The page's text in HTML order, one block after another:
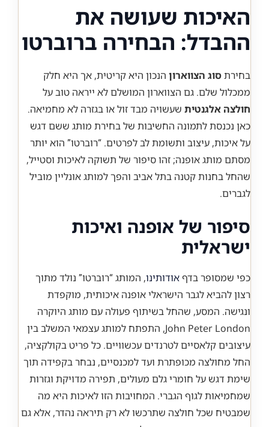
האיכות שעושה את
ההבדל: הבחירה ברוברטו
בחירתסוג הצווארון הנכון היא קריטית, אך היא חלק
ממכלול שלם. גם הצווארון המושלם לא ייראה טוב על
חולצה אלגנטית שעשויה מבד זול או בגזרה לא מחמיאה.
כאן נכנסת לתמונה החשיבות של בחירת מותג ששם דגש
על איכות, עיצוב ותשומת לב לפרטים. “רוברטו” הוא יותר
מסתם מותג אופנה; זהו סיפור של תשוקה לאיכות וסטייל,
שהחל בחנות קטנה בתל אביב והפך למותג אונליין מוביל
לגברים.
סיפור של אופנה ואיכות
ישראלית
כפי שמסופר בדףאודותינו, המותג “רוברטו” נולד מתוך
רצון להביא לגבר הישראלי אופנה איכותית, מוקפדת
ונגישה. המסע, שהחל בשיתוף פעולה עם מותג היוקרה
John Peter London, התפתח למותג עצמאי המשלב בין
עיצובים קלאסיים לטרנדים עכשוויים. כל פריט בקולקציה,
החל מחולצה מכופתרת ועד למכנסיים, נבחר בקפידה תוך
שימת דגש על חומרי גלם מעולים, תפירה מדויקת וגזרות
שמחמיאות לגוף הגברי. המחויבות הזו לאיכות היא מה
שמבטיח שכל חולצה שתרכשו לא רק תיראה נהדר, אלא גם